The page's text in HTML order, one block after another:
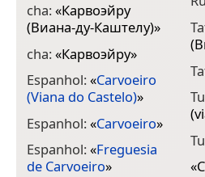
cha:«Карвоэйру
(Виана-ду-Каштелу)»
cha:«Карвоэйру»
Espanhol:«Carvoeiro
(Viana do Castelo)»
Espanhol:«Carvoeiro»
Espanhol:«Freguesia
de Carvoeiro»
«